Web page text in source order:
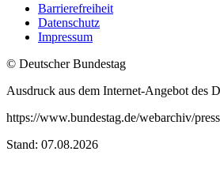
Barrierefreiheit
Datenschutz
Impressum
© Deutscher Bundestag
Ausdruck aus dem Internet-Angebot des
https://www.bundestag.de/webarchiv/
Stand: 07.08.2026